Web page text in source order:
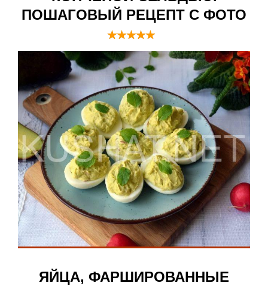
ПОШАГОВЫЙ РЕЦЕПТ С ФОТО
ЯЙЦА, ФАРШИРОВАННЫЕ